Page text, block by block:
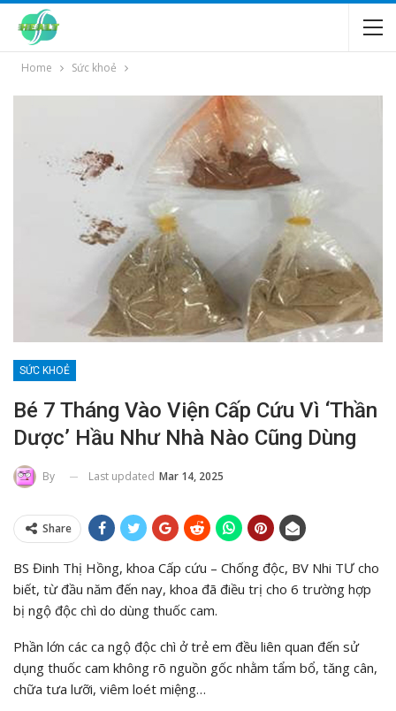
Home Sức khoẻ
SỨC KHOẺ
Bé 7 Tháng Vào Viện Cấp Cứu Vì ‘thần
Dược’ Hầu Như Nhà Nào Cũng Dùng
By Last updated Mar 14, 2025
Share
BS Đinh Thị Hồng, khoa Cấp cứu – Chống độc, BV Nhi TƯ cho
biết, từ đầu năm đến nay, khoa đã điều trị cho 6 trường hợp
bị ngộ độc chì do dùng thuốc cam.
Phần lớn các ca ngộ độc chì ở trẻ em đều liên quan đến sử
dụng thuốc cam không rõ nguồn gốc nhằm tẩm bổ, tăng cân,
chữa tưa lưỡi, viêm loét miệng…